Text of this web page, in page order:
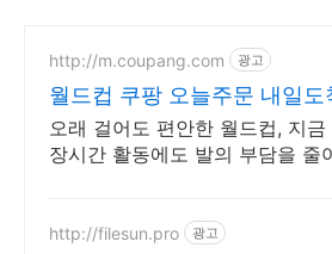
http://m.coupang.com 광고
월드컵 쿠팡 오늘주문 내일도
오래 걸어도 편안한 월드컵, 지
장시간 활동에도 발의 부담을 줄
http://filesun.pro 광고